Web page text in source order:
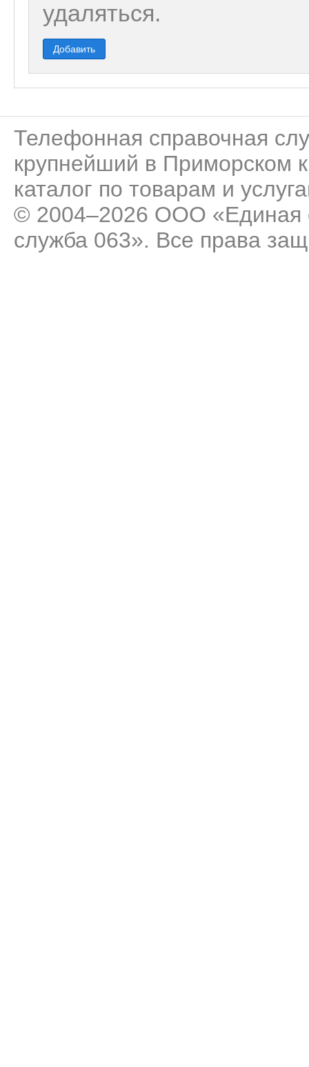
удаляться.
Добавить
Телефонная справочная
крупнейший в Приморском
каталог по товарам и
© 2004–2026 ООО «Единая
служба 063». Все права